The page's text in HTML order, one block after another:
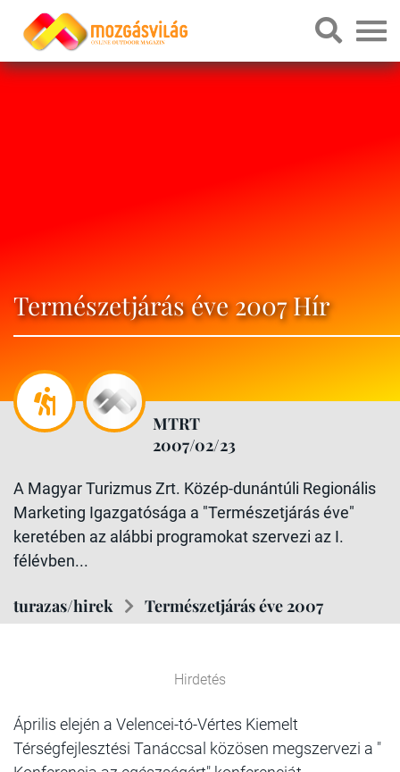
Természetjárás éve 2007 Hír
MTRT
2007/02/23
A Magyar Turizmus Zrt. Közép-dunántúli Regionális
Marketing Igazgatósága a "Természetjárás éve"
keretében az alábbi programokat szervezi az I.
félévben...
turazas/hirek Természetjárás éve 2007
Hirdetés
Április elején a Velencei-tó-Vértes Kiemelt
Térségfejlesztési Tanáccsal közösen megszervezi a "